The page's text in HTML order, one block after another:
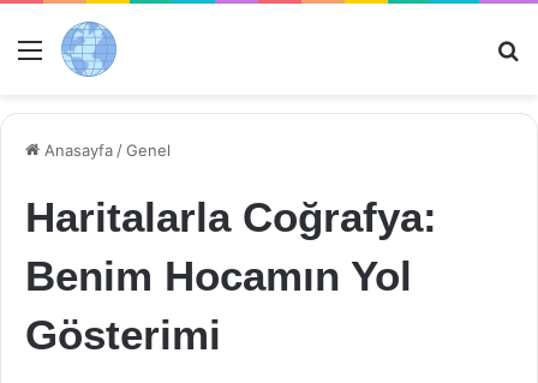
Menü
Anasayfa /Genel
Haritalarla Coğrafya:
Benim Hocamın Yol
Gösterimi